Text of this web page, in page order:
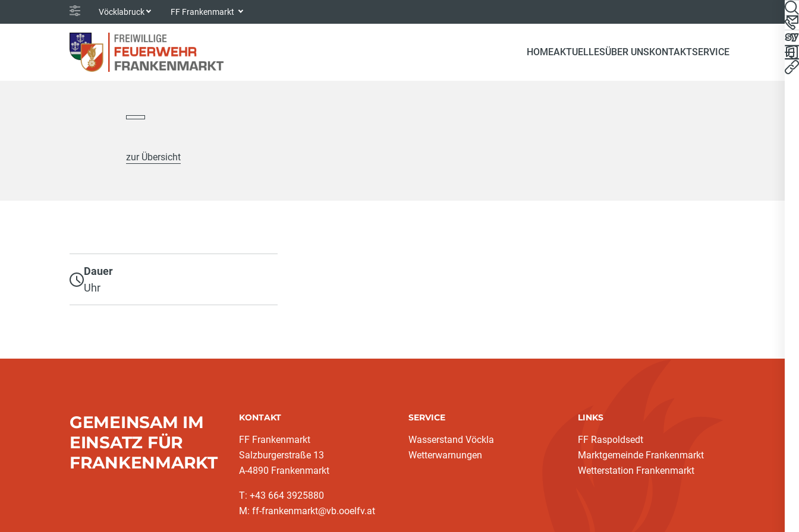
Vöcklabruck FF Frankenmarkt
HOMEAKTUELLESÜBER UNSKONTAKTSERVICE
zur Übersicht
Dauer
Uhr
GEMEINSAM IM
EINSATZ FÜR
FRANKENMARKT
KONTAKT
FF Frankenmarkt
Salzburgerstraße 13
A-4890 Frankenmarkt
T: +43 664 3925880
M: ff-frankenmarkt@vb.ooelfv.at
SERVICE
Wasserstand Vöckla
Wetterwarnungen
LINKS
FF Raspoldsedt
Marktgemeinde Frankenmarkt
Wetterstation Frankenmarkt